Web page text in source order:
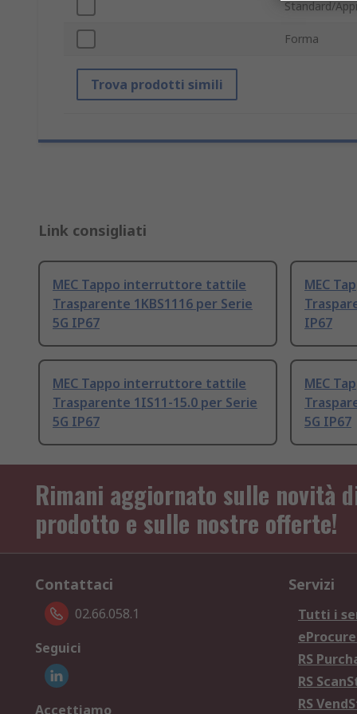
Standard/
Forma
Trova prodotti simili
Link consigliati
MEC Tappo interruttore tattile
Trasparente 1KBS1116 per Serie
5G IP67
MEC
IP67
MEC Tappo interruttore tattile
Trasparente 1IS11-15.0 per Serie
5G IP67
MEC
5G IP67
Rimani aggiornato sulle novità
prodotto e sulle nostre offerte!
Contattaci
02.66.058.1
Seguici
Accettiamo
Servizi
Tutti i
RS
RS
RS